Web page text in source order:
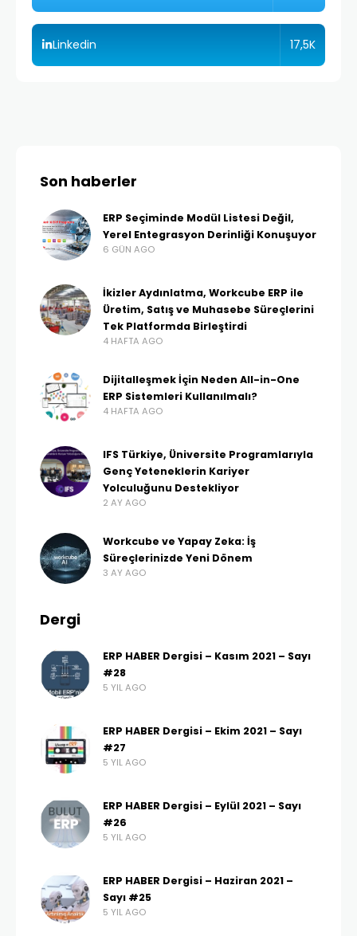
Linkedin 17,5K
Son haberler
ERP Seçiminde Modül Listesi Değil,
Yerel Entegrasyon Derinliği Konuşuyor
6 GÜN AGO
İkizler Aydınlatma, Workcube ERP ile
Üretim, Satış ve Muhasebe Süreçlerini
Tek Platformda Birleştirdi
4 HAFTA AGO
Dijitalleşmek İçin Neden All-in-One
ERP Sistemleri Kullanılmalı?
4 HAFTA AGO
IFS Türkiye, Üniversite Programlarıyla
Genç Yeteneklerin Kariyer
Yolculuğunu Destekliyor
2 AY AGO
Workcube ve Yapay Zeka: İş
Süreçlerinizde Yeni Dönem
3 AY AGO
Dergi
ERP HABER Dergisi – Kasım 2021 – Sayı
#28
5 YIL AGO
ERP HABER Dergisi – Ekim 2021 – Sayı
#27
5 YIL AGO
ERP HABER Dergisi – Eylül 2021 – Sayı
#26
5 YIL AGO
ERP HABER Dergisi – Haziran 2021 –
Sayı #25
5 YIL AGO